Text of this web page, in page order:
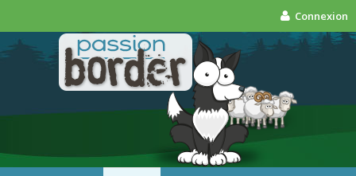
Connexion